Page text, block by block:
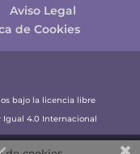
Aviso Legal
de Cookies
bajo la licencia libre
4.0 Internacional